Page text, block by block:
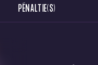
PÉNALTIE(S)